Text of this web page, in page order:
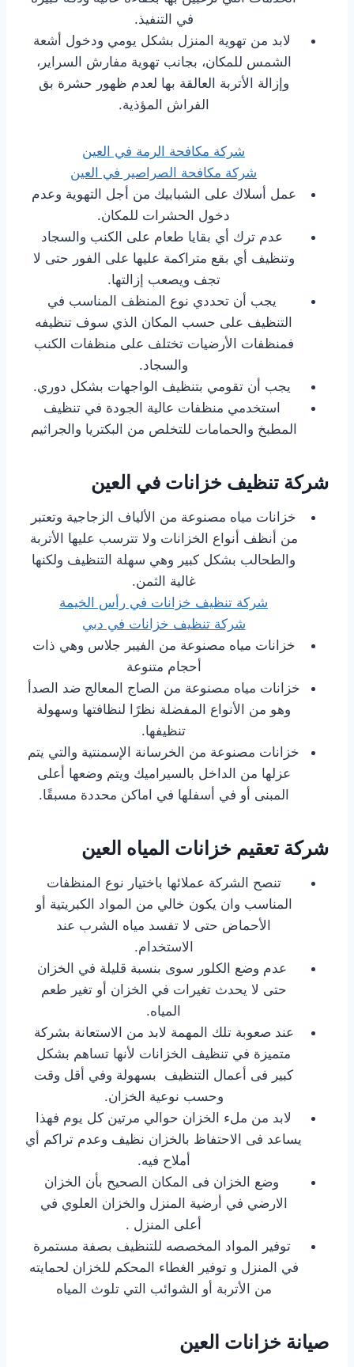
في التنفيذ.
لابد من تهوية المنزل بشكل يومي ودخول أشعة
الشمس للمكان، بجانب تهوية مفارش السراير،
وإزالة الأتربة العالقة بها لعدم ظهور حشرة بق
الفراش المؤذية.
شركة مكافحة الرمة في العين
شركة مكافحة الصراصير في العين
عمل أسلاك على الشبابيك من أجل التهوية وعدم
دخول الحشرات للمكان.
عدم ترك أي بقايا طعام على الكنب والسجاد
وتنظيف أي بقع متراكمة عليها على الفور حتى لا
تجف ويصعب إزالتها.
يجب أن تحددي نوع المنظف المناسب في
التنظيف على حسب المكان الذي سوف تنظيفه
فمنظفات الأرضيات تختلف على منظفات الكنب
والسجاد.
يجب أن تقومي بتنظيف الواجهات بشكل دوري.
استخدمي منظفات عالية الجودة في تنظيف
المطبخ والحمامات للتخلص من البكتريا والجراثيم
شركة تنظيف خزانات في العين
خزانات مياه مصنوعة من الألياف الزجاجية وتعتبر
من أنظف أنواع الخزانات ولا تترسب عليها الأتربة
والطحالب بشكل كبير وهي سهلة التنظيف ولكنها
غالية الثمن.
شركة تنظيف خزانات في رأس الخيمة
شركة تنظيف خزانات في دبي
خزانات مياه مصنوعة من الفيبر جلاس وهي ذات
أحجام متنوعة
خزانات مياه مصنوعة من الصاج المعالج ضد الصدأ
وهو من الأنواع المفضلة نظرًا لنظافتها وسهولة
تنظيفها.
خزانات مصنوعة من الخرسانة الإسمنتية والتي يتم
عزلها من الداخل بالسيراميك ويتم وضعها أعلى
المبنى أو في أسفلها في اماكن محددة مسبقًا.
شركة تعقيم خزانات المياه العين
تنصح الشركة عملائها باختيار نوع المنظفات
المناسب وان يكون خالي من المواد الكبريتية أو
الأحماض حتى لا تفسد مياه الشرب عند
الاستخدام.
عدم وضع الكلور سوى بنسبة قليلة في الخزان
حتى لا يحدث تغيرات في الخزان أو تغير طعم
المياه.
عند صعوبة تلك المهمة لابد من الاستعانة بشركة
متميزة في تنظيف الخزانات لأنها تساهم بشكل
كبير فى أعمال التنظيف بسهولة وفي أقل وقت
وحسب نوعية الخزان.
لابد من ملء الخزان حوالي مرتين كل يوم فهذا
يساعد فى الاحتفاظ بالخزان نظيف وعدم تراكم أي
أملاح فيه.
وضع الخزان فى المكان الصحيح بأن الخزان
الارضي في أرضية المنزل والخزان العلوي في
أعلى المنزل .
توفير المواد المخصصه للتنظيف بصفة مستمرة
في المنزل و توفير الغطاء المحكم للخزان لحمايته
من الأتربة أو الشوائب التي تلوث المياه
صيانة خزانات العين